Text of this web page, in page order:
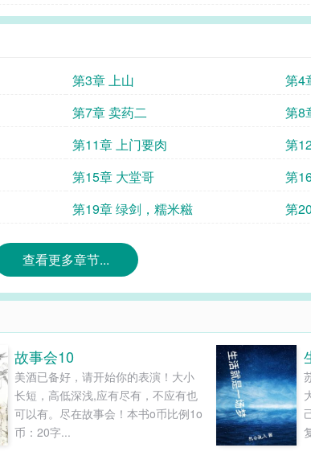
第3章 上山
第4
第7章 卖药二
第8
第11章 上门要肉
第
第15章 大堂哥
第
第19章 绿剑，糯米糍 第
查看更多章节...
故事会10
美酒已备好，请开始你的表演！大小
长短，高低深浅,应有尽有，不应有也
可以有。尽在故事会！本书o币比例1o
币：20字...